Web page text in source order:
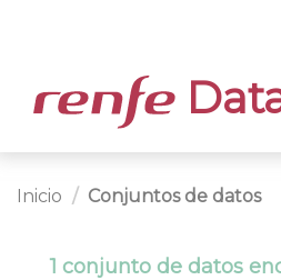
Inicio Conjuntos de datos
1 conjunto de datos